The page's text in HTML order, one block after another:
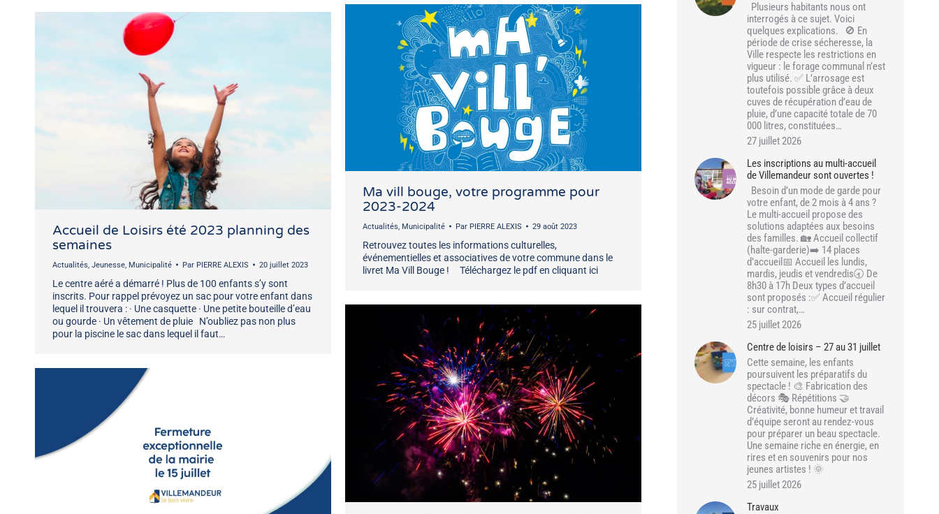
Ma vill bouge, votre programme pour
2023-2024
Actualités, Municipalité Par PIERRE ALEXIS 29 août 2023
Retrouvez toutes les informations culturelles,
événementielles et associatives de votre commune dans le
livret Ma Vill Bouge ! Téléchargez le pdf en cliquant ici
Accueil de Loisirs été 2023 planning des
semaines
Actualités, Jeunesse, Municipalité Par PIERRE ALEXIS 20 juillet 2023
Le centre aéré a démarré ! Plus de 100 enfants s’y sont
inscrits. Pour rappel prévoyez un sac pour votre enfant dans
lequel il trouvera : · Une casquette · Une petite bouteille d’eau
ou gourde · Un vêtement de pluie N’oubliez pas non plus
pour la piscine le sac dans lequel il faut…
Plusieurs habitants nous ont
interrogés à ce sujet. Voici
quelques explications. 🚫 En
période de crise sécheresse, la
Ville respecte les restrictions en
vigueur : le forage communal n’est
plus utilisé. ✅ L’arrosage est
toutefois possible grâce à deux
cuves de récupération d’eau de
pluie, d’une capacité totale de 70
000 litres, constituées…
27 juillet 2026
Les inscriptions au multi-accueil
de Villemandeur sont ouvertes !
Besoin d’un mode de garde pour
votre enfant, de 2 mois à 4 ans ?
Le multi-accueil propose des
solutions adaptées aux besoins
des familles. 🏡 Accueil collectif
(halte-garderie)➡️ 14 places
d’accueil📅 Accueil les lundis,
mardis, jeudis et vendredis🕣 De
8h30 à 17h Deux types d’accueil
sont proposés :✅ Accueil régulier
: sur contrat,…
25 juillet 2026
Centre de loisirs – 27 au 31 juillet
Cette semaine, les enfants
poursuivent les préparatifs du
spectacle ! 🎨 Fabrication des
décors 🎭 Répétitions 🤝
Créativité, bonne humeur et travail
d’équipe seront au rendez-vous
pour préparer un beau spectacle.
Une semaine riche en énergie, en
rires et en souvenirs pour nos
jeunes artistes ! 🌞
25 juillet 2026
Travaux